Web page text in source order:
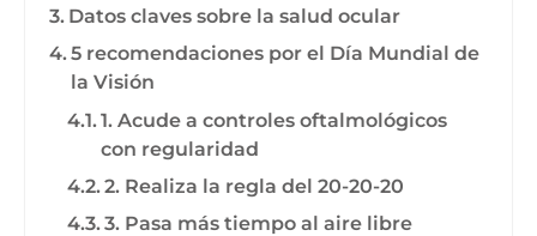
Datos claves sobre la salud ocular
5 recomendaciones por el Día Mundial de
la Visión
1. Acude a controles oftalmológicos
con regularidad
2. Realiza la regla del 20-20-20
3. Pasa más tiempo al aire libre